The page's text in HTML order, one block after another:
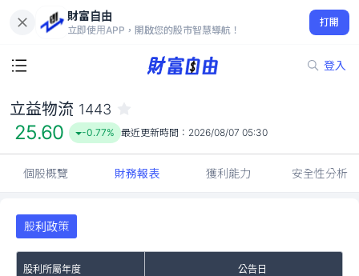
財富自由
立即使用APP，開啟您的股市智慧導航！
打開
登入
25.60
-0.77%
立益物流 1443
25.60 -0.77% 最近更新時間： 2026/08/07 05:30
個股概覽 財務報表 獲利能力 安全性分析
股利政策
股利所屬年度 公告日